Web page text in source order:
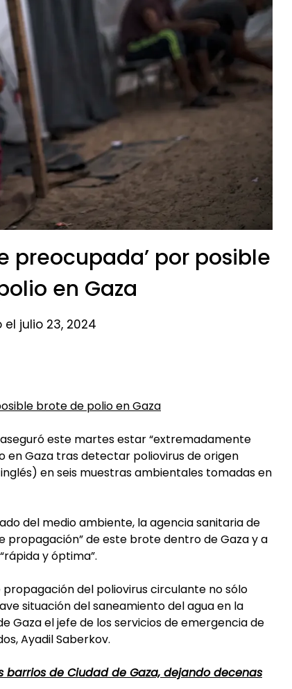
preocupada’ por posible
en Gaza​
julio 23, 2024
brote de polio en Gaza
aseguró este martes estar “extremadamente
en Gaza tras detectar poliovirus de origen
en seis muestras ambientales tomadas en
del medio ambiente, la agencia sanitaria de
propagación” de este brote dentro de Gaza y a
y óptima”.
del poliovirus circulante no sólo
situación del saneamiento del agua en la
Gaza el jefe de los servicios de emergencia de
Ayadil Saberkov.
barrios de Ciudad de Gaza, dejando decenas